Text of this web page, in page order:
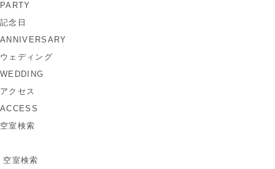
PARTY
記念日
ANNIVERSARY
ウェディング
WEDDING
アクセス
ACCESS
空室検索
空室検索